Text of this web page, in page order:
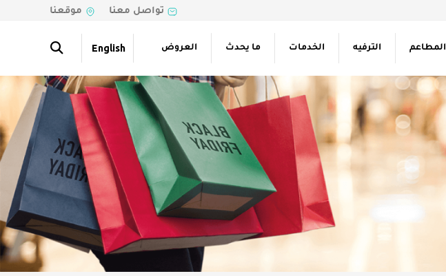
تواصل معنا موقعنا
المطاعم الترفيه الخدمات ما يحدث العروض English